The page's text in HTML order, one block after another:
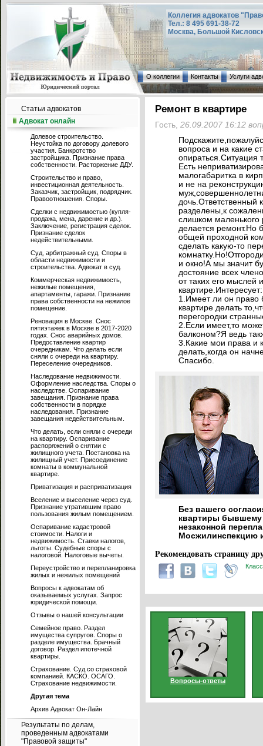
Коллегия адвокатов
Тел.: 8 495 691-38-72
Москва, Большой
О коллегии Контакты Услуги
Статьи адвокатов
Адвокат онлайн
Долевое строительство.
Неустойка по договору долевого
участия. Банкротство
застройщика. Признание права
собственности. Расторжение ДДУ.
Строительство и право,
инвестиционная деятельность.
Заказчик, застройщик, подрядчик.
Правоотношения. Споры.
Сделки с недвижимостью (купля-
продажа, мена, дарение и др.).
Заключение, регистрация сделок.
Признание сделок
недействительными.
Суд, арбитражный суд. Споры в
области недвижимости и
строительства. Адвокат в суд.
Коммерческая недвижимость,
нежилые помещения,
апартаменты, гаражи. Признание
права собственности на нежилое
помещение.
Реновация в Москве. Снос
пятиэтажек в Москве в 2017-2020
годах. Снос аварийных домов.
Предоставление квартир
очередникам. Что делать если
сняли с очереди на квартиру.
Переселение очередников.
Наследование недвижимости.
Оформление наследства. Споры о
наследстве. Оспаривание
завещания. Признание права
собственности в порядке
наследования. Признание
завещания недействительным.
Что делать, если сняли с очереди
на квартиру. Оспаривание
распоряжений о снятии с
жилищного учета. Постановка на
жилищный учет. Присоединение
комнаты в коммунальной
квартире.
Приватизация и расприватизация
Вселение и выселение через суд.
Признание утратившим право
пользования жилым помещением.
Оспаривание кадастровой
стоимости. Налоги и
недвижимость. Ставки налогов,
льготы. Судебные споры с
налоговой. Налоговые вычеты.
Переустройство и перепланировка
жилых и нежилых помещений
Вопросы к адвокатам об
оказываемых услугах. Запрос
юридической помощи.
Отзывы о нашей консультации
Семейное право. Раздел
имущества супругов. Споры о
разделе имущества. Брачный
договор. Раздел ипотечной
квартиры.
Страхование. Суд со страховой
компанией. КАСКО. ОСАГО.
Страхование недвижимости.
Другая тема
Архив Адвокат Он-Лайн
Результаты по делам,
проведенным адвокатами
"Правовой защиты"
Ремонт в квартире
Гость, 26.09.2007 16:12
вопроса и на какие
опираться.Ситуация
Есть
малогабаритка в
и не на
разделены,к
слишком
делается ремонт.Но
общей проходной
сделать какую-то
и окно!А мы значит
достояние всех
от таких его мыслей
квартире.Интересует:
1.Имеет ли он право
квартире делать
перегородки
2.Если имеет,то
балконом?Я ведь
3.Какие мои права и
делать,когда он
Спасибо.
Без вашего
квартиры бывшему
незаконной
Мосжилинспекцию
Рекомендовать страницу
Вопросы-ответы